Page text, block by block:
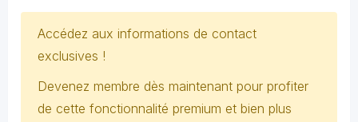
Accédez aux informations de contact
exclusives !
Devenez membre dès maintenant pour profiter
de cette fonctionnalité premium et bien plus